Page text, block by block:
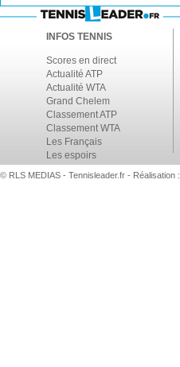
INFOS TENNIS
Scores en direct
Actualité ATP
Actualité WTA
Grand Chelem
Classement ATP
Classement WTA
Les Français
Les espoirs
© RLS MEDIAS - Tennisleader.fr - Réalisation :